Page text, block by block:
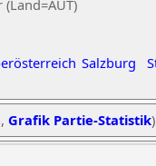
Salzburg
, Grafik Partie-Statistik)